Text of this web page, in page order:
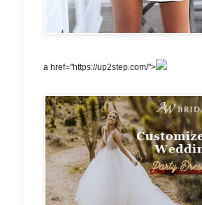
a href="https://up2step.com/">